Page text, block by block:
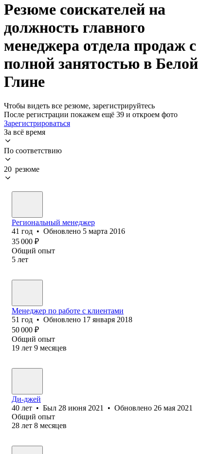
Резюме соискателей на
должность главного
менеджера отдела продаж с
полной занятостью в Белой
Глине
Чтобы видеть все резюме, зарегистрируйтесь
После регистрации покажем ещё 39 и откроем фото
Зарегистрироваться
За всё время
По соответствию
20 резюме
Региональный менеджер
41 год • Обновлено 5 марта 2016
35 000 ₽
Общий опыт
5 лет
Менеджер по работе с клиентами
51 год • Обновлено 17 января 2018
50 000 ₽
Общий опыт
19 лет 9 месяцев
Ди-джей
40 лет • Был 28 июня 2021 • Обновлено 26 мая 2021
Общий опыт
28 лет 8 месяцев